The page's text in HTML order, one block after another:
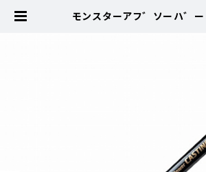
モンスターアフ゛ソーハ゛